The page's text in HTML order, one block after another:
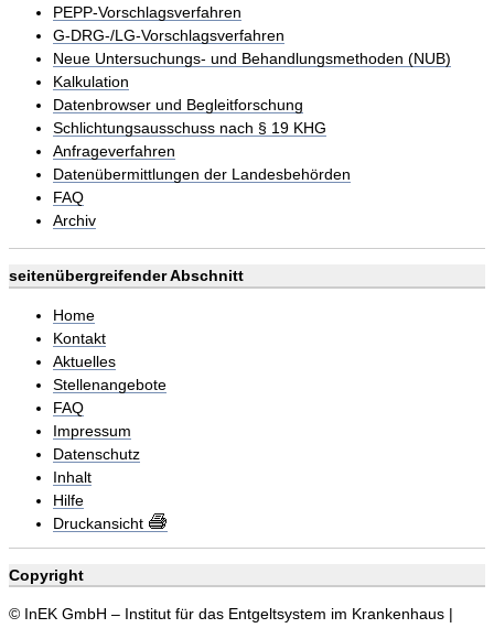
PEPP-Vorschlagsverfahren
G-DRG-/LG-Vorschlagsverfahren
Neue Untersuchungs- und Behandlungsmethoden (NUB)
Kalkulation
Datenbrowser und Begleitforschung
Schlichtungsausschuss nach § 19 KHG
Anfrageverfahren
Datenübermittlungen der Landesbehörden
FAQ
Archiv
seitenübergreifender Abschnitt
Home
Kontakt
Aktuelles
Stellenangebote
FAQ
Impressum
Datenschutz
Inhalt
Hilfe
Druckansicht
Copyright
© InEK GmbH – Institut für das Entgeltsystem im Krankenhaus |